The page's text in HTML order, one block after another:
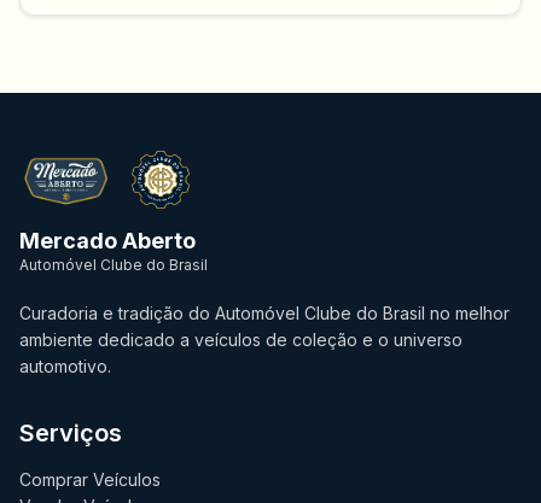
Mercado Aberto
Automóvel Clube do Brasil
Curadoria e tradição do Automóvel Clube do Brasil no melhor
ambiente dedicado a veículos de coleção e o universo
automotivo.
Serviços
Comprar Veículos